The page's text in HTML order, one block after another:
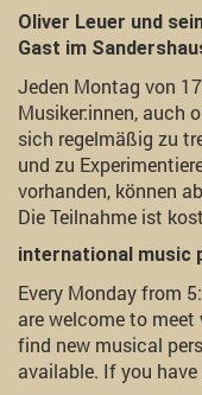
Oliver Leuer und
Gast im
Jeden Montag von
Musiker:innen, auch
sich regelmäßig zu
und zu
vorhanden, können
Die Teilnahme ist
international music
Every Monday from
are welcome to
find new musical
available. If you